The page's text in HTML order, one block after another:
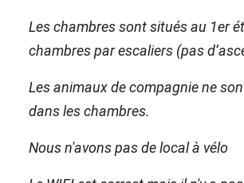
Les chambres sont situés au 1er
chambres par escaliers (pas
Les animaux de compagnie ne
dans les chambres.
Nous n'avons pas de local à vélo